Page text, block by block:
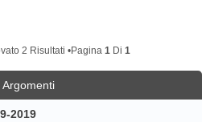
2 Risultati •Pagina 1 Di 1
Argomenti
2019